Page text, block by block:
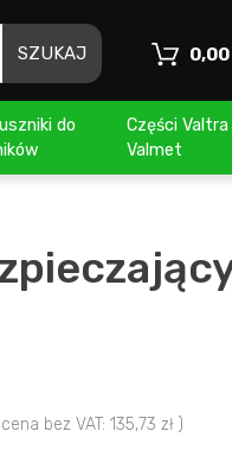
SZUKAJ 0,00
do
Części
Valmet
bez VAT: 135,73 zł )